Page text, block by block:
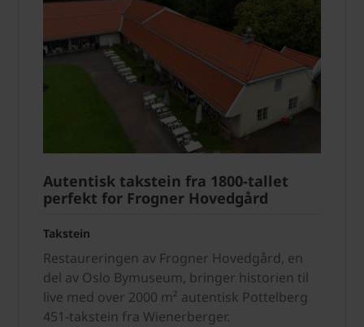
Autentisk takstein fra 1800-tallet
perfekt for Frogner Hovedgård
Takstein
Restaureringen av Frogner Hovedgård, en
del av Oslo Bymuseum, bringer historien til
live med over 2000 m² autentisk Pottelberg
451-takstein fra Wienerberger.